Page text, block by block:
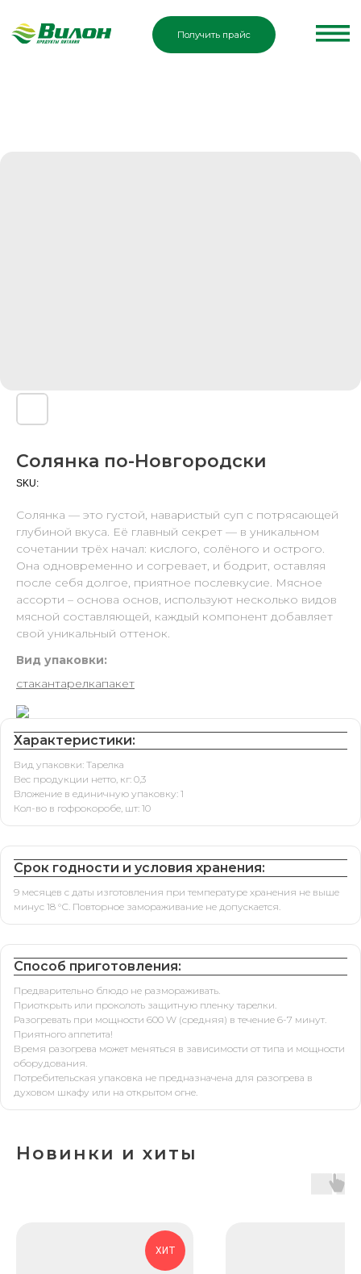
Получить прайс
Солянка по-Новгородски
SKU:
Солянка — это густой, наваристый суп с потрясающей
глубиной вкуса. Её главный секрет — в уникальном
сочетании трёх начал: кислого, солёного и острого.
Она одновременно и согревает, и бодрит, оставляя
после себя долгое, приятное послевкусие. Мясное
ассорти – основа основ, используют несколько видов
мясной составляющей, каждый компонент добавляет
свой уникальный оттенок.
Вид упаковки:
стакантарелкапакет
Характеристики:
Вид упаковки: Тарелка
Вес продукции нетто, кг: 0,3
Вложение в единичную упаковку: 1
Кол-во в гофрокоробе, шт: 10
Срок годности и условия хранения:
9 месяцев с даты изготовления при температуре хранения не выше
минус 18 °С. Повторное замораживание не допускается.
Способ приготовления:
Предварительно блюдо не размораживать.
Приоткрыть или проколоть защитную пленку тарелки.
Разогревать при мощности 600 W (средняя) в течение 6-7 минут.
Приятного аппетита!
Время разогрева может меняться в зависимости от типа и мощности
оборудования.
Потребительская упаковка не предназначена для разогрева в
духовом шкафу или на открытом огне.
Новинки и хиты
ХИТ
+7 (495) 709-87-10